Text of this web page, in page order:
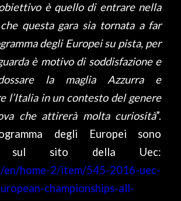
è quello di entrare nella
questa gara sia tornata a far
degli Europei su pista, per
è motivo di soddisfazione e
la maglia Azzurra e
l’Italia in un contesto del genere
che attirerà molta curiosità”.
degli Europei sono
sul sito della Uec:
en/home-2/item/545-2016-uec-
championships-all-